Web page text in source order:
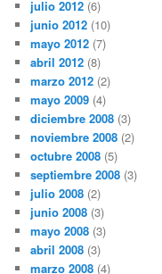
julio 2012 (6)
junio 2012 (10)
mayo 2012 (7)
abril 2012 (8)
marzo 2012 (2)
mayo 2009 (4)
diciembre 2008 (3)
noviembre 2008 (2)
octubre 2008 (5)
septiembre 2008 (3)
julio 2008 (2)
junio 2008 (3)
mayo 2008 (3)
abril 2008 (3)
marzo 2008 (4)